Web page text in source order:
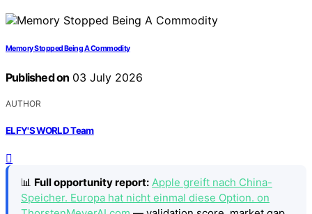
Memory Stopped Being A Commodity
Published on 03 July 2026
AUTHOR
ELFY'S WORLD Team
📊 Full opportunity report: Apple greift nach China-
Speicher. Europa hat nicht einmal diese Option. on